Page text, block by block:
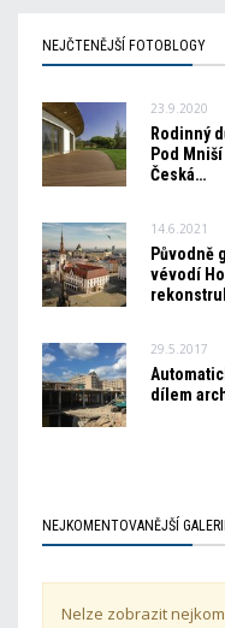
NEJČTENĚJŠÍ FOTOBLOGY
23.9.2020
Rodinný
Pod
Česká…
14.6.2021
Původně
vévodí
29.5.2017
dílem
NEJKOMENTOVANĚJŠÍ
Nelze zobrazit